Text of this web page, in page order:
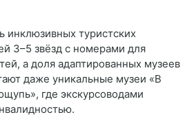
инклюзивных туристских
3–5 звёзд с номерами для
а доля адаптированных музеев
даже уникальные музеи «В
где экскурсоводами